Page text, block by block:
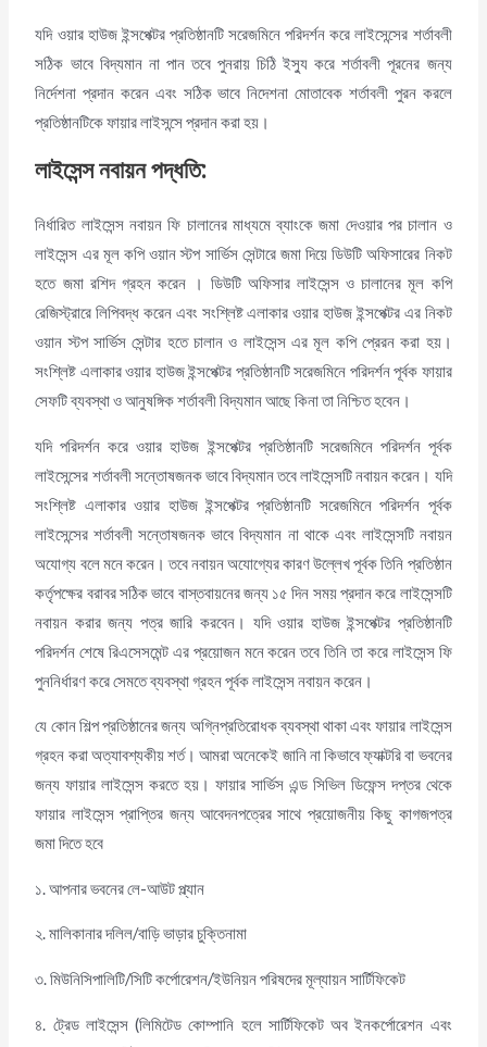
যদি ওয়ার হাউজ ইন্সপেক্টর প্রতিষ্ঠানটি সরেজমিনে পরিদর্শন করে লাইসেন্সের শর্তাবলী
সঠিক ভাবে বিদ্যমান না পান তবে পুনরায় চিঠি ইস্যু করে শর্তাবলী পূরনের জন্য
নির্দেশনা প্রদান করেন এবং সঠিক ভাবে নিদেশনা মোতাবেক শর্তাবলী পুরন করলে
প্রতিষ্ঠানটিকে ফায়ার লাইসন্সে প্রদান করা হয়।
লাইসেন্স নবায়ন পদ্ধতি:
নির্ধারিত লাইসেন্স নবায়ন ফি চালানের মাধ্যমে ব্যাংকে জমা দেওয়ার পর চালান ও
লাইসেন্স এর মূল কপি ওয়ান স্টপ সার্ভিস সেন্টারে জমা দিয়ে ডিউটি অফিসারের নিকট
হতে জমা রশিদ গ্রহন করেন । ডিউটি অফিসার লাইসেন্স ও চালানের মূল কপি
রেজিস্ট্রারে লিপিবদ্ধ করেন এবং সংশ্লিষ্ট এলাকার ওয়ার হাউজ ইন্সপেক্টর এর নিকট
ওয়ান স্টপ সার্ভিস সেন্টার হতে চালান ও লাইসেন্স এর মূল কপি প্রেরন করা হয়।
সংশ্লিষ্ট এলাকার ওয়ার হাউজ ইন্সপেক্টর প্রতিষ্ঠানটি সরেজমিনে পরিদর্শন পূর্বক ফায়ার
সেফটি ব্যবস্থা ও আনুষঙ্গিক শর্তাবলী বিদ্যমান আছে কিনা তা নিশ্চিত হবেন।
যদি পরিদর্শন করে ওয়ার হাউজ ইন্সপেক্টর প্রতিষ্ঠানটি সরেজমিনে পরিদর্শন পূর্বক
লাইসেন্সের শর্তাবলী সন্তোষজনক ভাবে বিদ্যমান তবে লাইসেন্সটি নবায়ন করেন। যদি
সংশ্লিষ্ট এলাকার ওয়ার হাউজ ইন্সপেক্টর প্রতিষ্ঠানটি সরেজমিনে পরিদর্শন পূর্বক
লাইসেন্সের শর্তাবলী সন্তোষজনক ভাবে বিদ্যমান না থাকে এবং লাইসেন্সটি নবায়ন
অযোগ্য বলে মনে করেন। তবে নবায়ন অযোগ্যের কারণ উল্লেখ পূর্বক তিনি প্রতিষ্ঠান
কর্তৃপক্ষের বরাবর সঠিক ভাবে বাস্তবায়নের জন্য ১৫ দিন সময় প্রদান করে লাইসেন্সটি
নবায়ন করার জন্য পত্র জারি করবেন। যদি ওয়ার হাউজ ইন্সপেক্টর প্রতিষ্ঠানটি
পরিদর্শন শেষে রিএসেসমেন্ট এর প্রয়োজন মনে করেন তবে তিনি তা করে লাইসেন্স ফি
পুননির্ধারণ করে সেমতে ব্যবস্থা গ্রহন পূর্বক লাইসেন্স নবায়ন করেন।
যে কোন শিল্প প্রতিষ্ঠানের জন্য অগ্নিপ্রতিরোধক ব্যবস্থা থাকা এবং ফায়ার লাইসেন্স
গ্রহন করা অত্যাবশ্যকীয় শর্ত। আমরা অনেকেই জানি না কিভাবে ফ্যাক্টরি বা ভবনের
জন্য ফায়ার লাইসেন্স করতে হয়। ফায়ার সার্ভিস এন্ড সিভিল ডিফেন্স দপ্তর থেকে
ফায়ার লাইসেন্স প্রাপ্তির জন্য আবেদনপত্রের সাথে প্রয়োজনীয় কিছু কাগজপত্র
জমা দিতে হবে
১. আপনার ভবনের লে-আউট প্ল্যান
২. মালিকানার দলিল/বাড়ি ভাড়ার চুক্তিনামা
৩. মিউনিসিপালিটি/সিটি কর্পোরেশন/ইউনিয়ন পরিষদের মূল্যায়ন সার্টিফিকেট
৪. ট্রেড লাইসেন্স (লিমিটেড কোম্পানি হলে সার্টিফিকেট অব ইনকর্পোরেশন এবং